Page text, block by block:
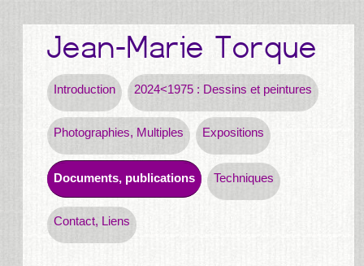
Introduction 2024<1975 : Dessins et peintures
Photographies, Multiples Expositions
Documents, publications Techniques
Contact, Liens